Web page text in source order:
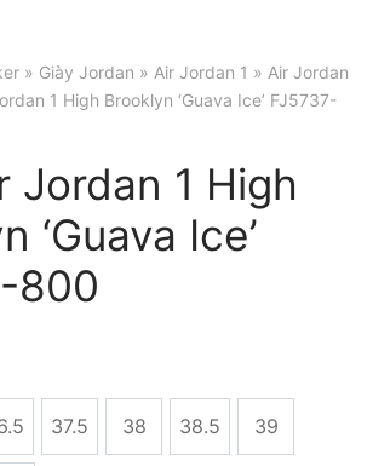
» Giày Jordan » Air Jordan 1 » Air Jordan
1 High Brooklyn ‘Guava Ice’ FJ5737-
Jordan 1 High
‘Guava Ice’
800
37.5 38 38.5 39